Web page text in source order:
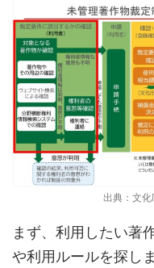
出典：文化
まず、利用したい著
や利用ルールを探し